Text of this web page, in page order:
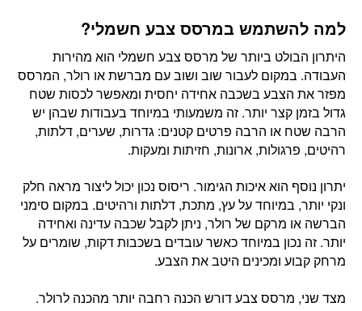
למה להשתמש במרסס צבע חשמלי?
היתרון הבולט ביותר של מרסס צבע חשמלי הוא מהירות
העבודה. במקום לעבור שוב ושוב עם מברשת או רולר, המרסס
מפזר את הצבע בשכבה אחידה יחסית ומאפשר לכסות שטח
גדול בזמן קצר יותר. זה משמעותי במיוחד בעבודות שבהן יש
הרבה שטח או הרבה פרטים קטנים: גדרות, שערים, דלתות,
רהיטים, פרגולות, ארונות, חזיתות ומעקות.
יתרון נוסף הוא איכות הגימור. ריסוס נכון יכול ליצור מראה חלק
ונקי יותר, במיוחד על עץ, מתכת, דלתות ורהיטים. במקום סימני
הברשה או מרקם של רולר, ניתן לקבל שכבה עדינה ואחידה
יותר. זה נכון במיוחד כאשר עובדים בשכבות דקות, שומרים על
מרחק קבוע ומכינים היטב את הצבע.
מצד שני, מרסס צבע דורש הכנה רחבה יותר מהכנה לרולר.